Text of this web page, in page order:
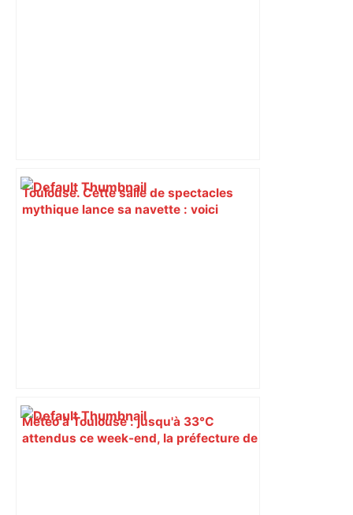
Toulouse. Cette salle de spectacles
mythique lance sa navette : voici
Météo à Toulouse : jusqu'à 33°C
attendus ce week-end, la préfecture de